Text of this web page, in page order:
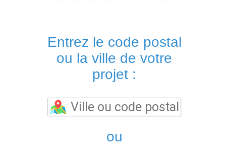
Entrez le code postal
ou la ville de votre
projet :
ou